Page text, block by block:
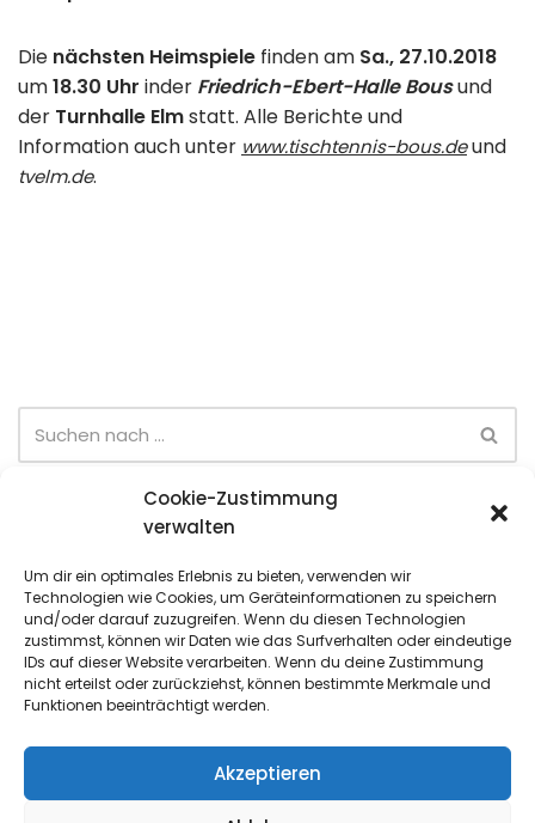
Cookie-Zustimmung
verwalten
Um dir ein optimales Erlebnis zu bieten, verwenden wir
Technologien wie Cookies, um Geräteinformationen zu speichern
und/oder darauf zuzugreifen. Wenn du diesen Technologien
zustimmst, können wir Daten wie das Surfverhalten oder eindeutige
IDs auf dieser Website verarbeiten. Wenn du deine Zustimmung
nicht erteilst oder zurückziehst, können bestimmte Merkmale und
Funktionen beeinträchtigt werden.
Akzeptieren
Die nächsten Heimspiele finden am Sa., 27.10.2018
um18.30 Uhr inder Friedrich-Ebert-Halle Bousund
der Turnhalle Elmstatt. Alle Berichte und
Information auch unter www.tischtennis-bous.deund
tvelm.de.
Neueste Beiträge
Eltern-Kind-Turnier (28.06)
Sommer-Team-Cup (6. Spieltag)
Sommer-Team-Cup (5. Spieltag)
Sommer-Team-Cup (4. Spieltag)